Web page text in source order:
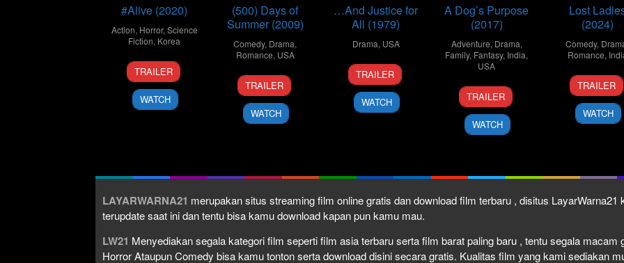
#Alive (2020)
Action, Horror, Science
Fiction, Korea
24
Jun
2020
Cho
Il
TRAILER
WATCH
(500) Days of
Summer (2009)
Comedy, Drama,
Romance, USA
17
Jul
2009
Marc
Webb
TRAILER
WATCH
…And Justice for
All (1979)
Drama, USA
19
Oct
1979
Norman
Jewison
TRAILER
WATCH
A Dog’s Purpose
(2017)
Adventure, Drama,
Family, Fantasy, India,
USA
19
Jan
2017
Lasse
Hallström
TRAILER
WATCH
Lost
(2024)
Comedy,
Romance,
1
Mar
2024
Kiran
Rao
TRAILER
WATCH
LAYARWARNA21 merupakan situs streaming film online gratis dan download film terbaru , disitus
terupdate saat ini dan tentu bisa kamu download kapan pun kamu mau.
LW21 Menyediakan segala kategori film seperti film asia terbaru serta film barat paling baru , tentu segala
Horror Ataupun Comedy bisa kamu tonton serta download disini secara gratis. Kualitas film yang kami sediakan